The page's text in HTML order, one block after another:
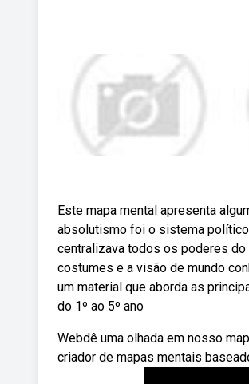
Este mapa mental apresenta
absolutismo foi o sistema
centralizava todos os poderes do
costumes e a visão de mundo
um material que aborda as
do 1º ao 5º ano
Webdê uma olhada em nosso
criador de mapas mentais